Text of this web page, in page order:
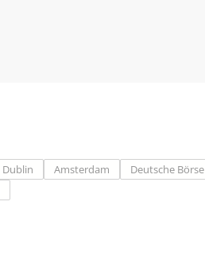
Dublin Amsterdam Deutsche Börse